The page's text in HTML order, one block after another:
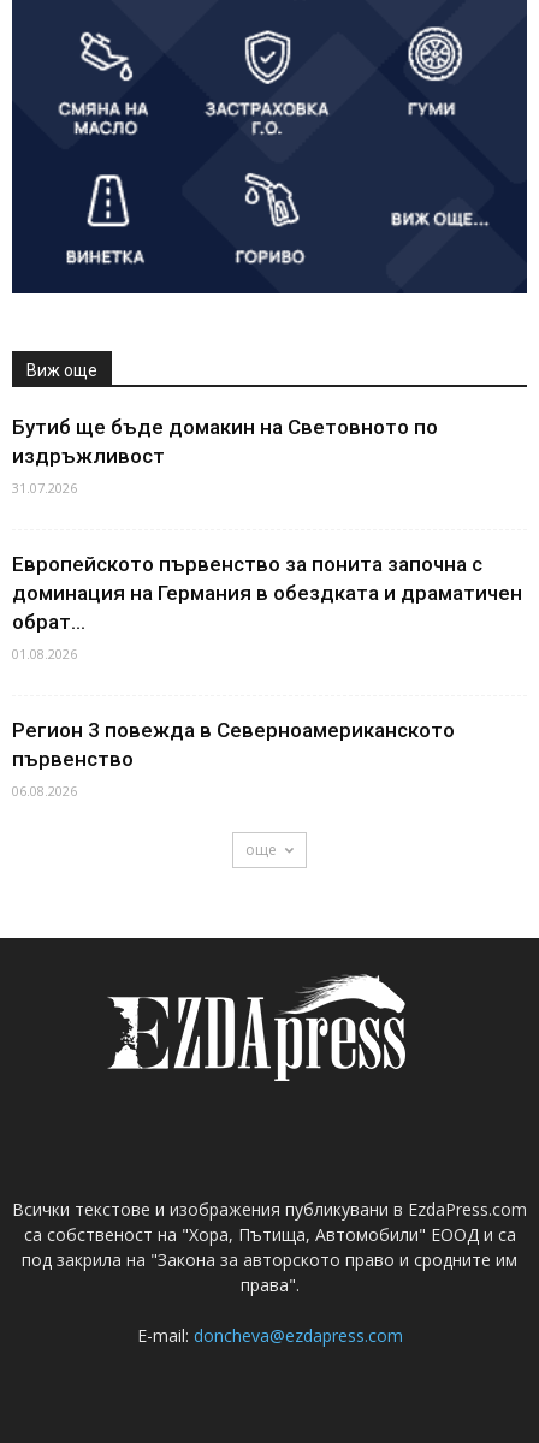
Виж още
Бутиб ще бъде домакин на Световното по
издръжливост
31.07.2026
Европейското първенство за понита започна с
доминация на Германия в обездката и драматичен
обрат...
01.08.2026
Регион 3 повежда в Северноамериканското
първенство
06.08.2026
още
Всички текстове и изображения публикувани в EzdaPress.com
са собственост на "Хора, Пътища, Автомобили" ЕООД и са
под закрила на "Закона за авторското право и сродните им
права".
E-mail: doncheva@ezdapress.com